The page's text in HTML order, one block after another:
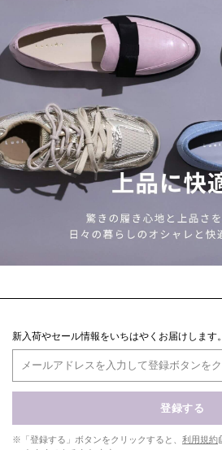
新入荷やセール情報をいちはやくお届けします。
登録する
※「登録する」ボタンをクリックすると、 利用規約